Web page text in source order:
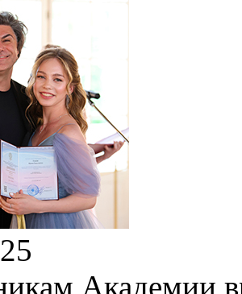
Академии